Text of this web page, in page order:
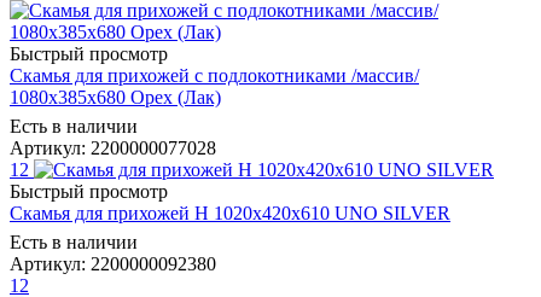
Быстрый просмотр
Скамья для прихожей с подлокотниками /массив/
1080х385х680 Орех (Лак)
Есть в наличии
Артикул: 2200000077028
12
Быстрый просмотр
Скамья для прихожей Н 1020х420х610 UNO SILVER
Есть в наличии
Артикул: 2200000092380
12